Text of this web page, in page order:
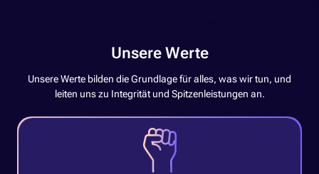
Unsere Werte
Unsere Werte bilden die Grundlage für alles, was wir tun, und
leiten uns zu Integrität und Spitzenleistungen an.